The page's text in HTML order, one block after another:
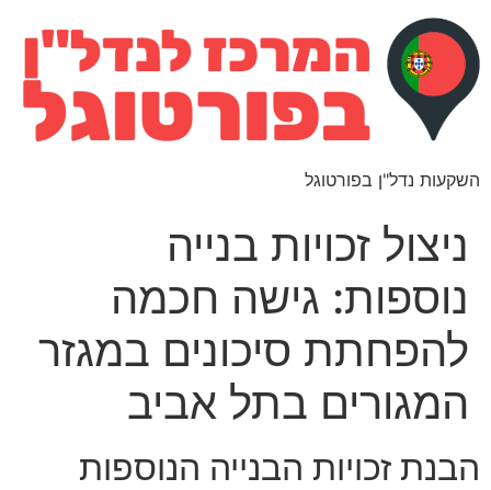
השקעות נדל"ן בפורטוגל
ניצול זכויות בנייה
נוספות: גישה חכמה
להפחתת סיכונים במגזר
המגורים בתל אביב
הבנת זכויות הבנייה הנוספות